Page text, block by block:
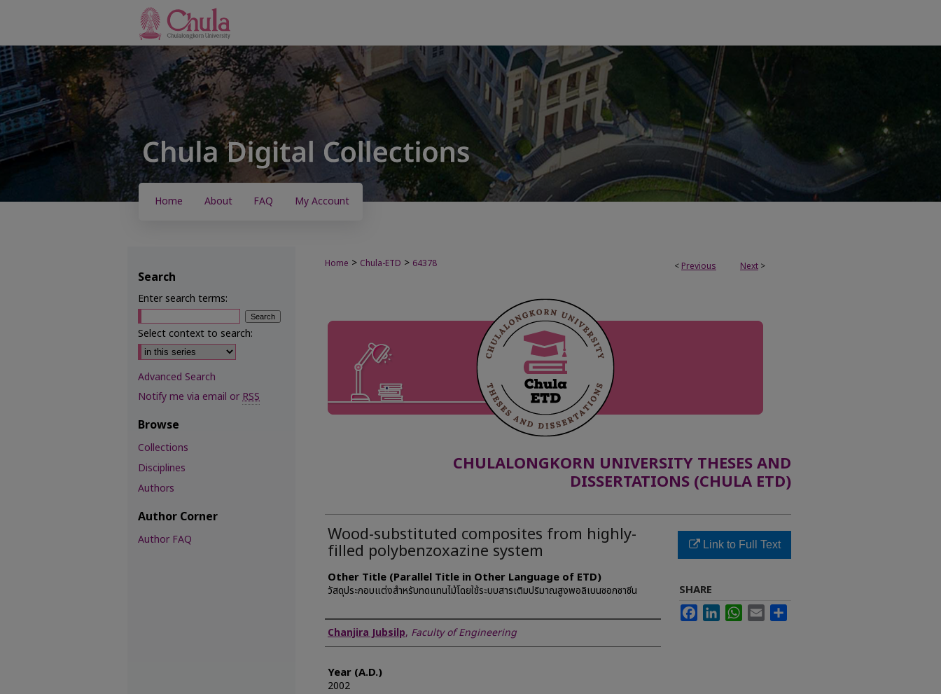
Home About FAQ My Account
< Previous Next >
Home > Chula-ETD > 64378
CHULALONGKORN UNIVERSITY THESES AND
DISSERTATIONS (CHULA ETD)
Wood-substituted composites from highly-
filled polybenzoxazine system
Other Title (Parallel Title in Other Language of ETD)
วัสดุประกอบแต่งสำหรับทดแทนไม้โดยใช้ระบบสารเติมปริมาณสูงพอลิเบนซอกซาซีน
Author
Chanjira Jubsilp, Faculty of Engineering
Year (A.D.)
2002
Link to Full Text
SHARE
FacebookLinkedInWhatsApp
Email
Search
Enter search terms:
Select context to search:
Advanced Search
Notify me via email orRSS
Browse
Collections
Disciplines
Authors
Author Corner
Author FAQ